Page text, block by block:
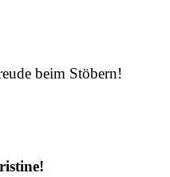
beim Stöbern!